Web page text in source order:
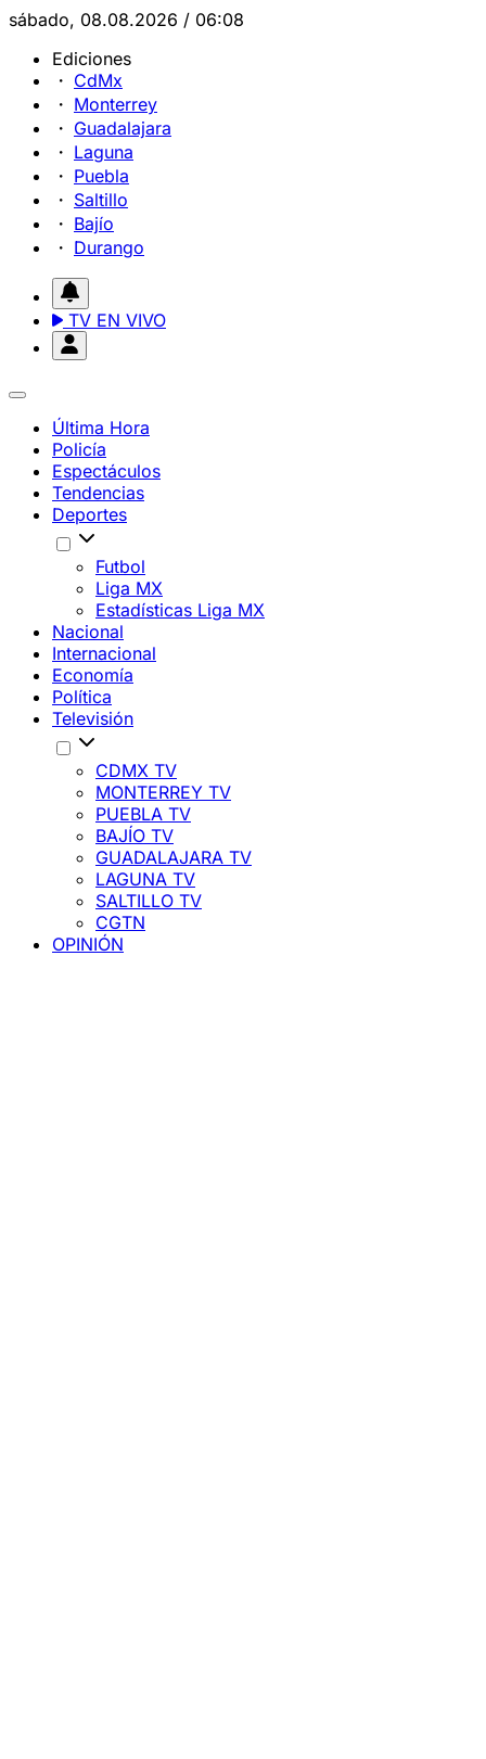
sábado, 08.08.2026 / 06:08
Ediciones
CdMx
Monterrey
Guadalajara
Laguna
Puebla
Saltillo
Bajío
Durango
TV EN VIVO
Última Hora
Policía
Espectáculos
Tendencias
Deportes
Futbol
Liga MX
Estadísticas Liga MX
Nacional
Internacional
Economía
Política
Televisión
CDMX TV
MONTERREY TV
PUEBLA TV
BAJÍO TV
GUADALAJARA TV
LAGUNA TV
SALTILLO TV
CGTN
OPINIÓN